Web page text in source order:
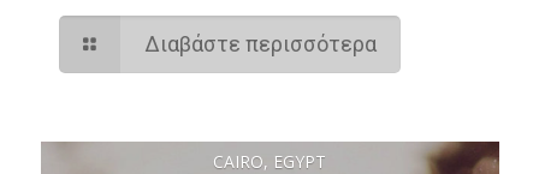
Διαβάστε περισσότερα
CAIRO, EGYPT